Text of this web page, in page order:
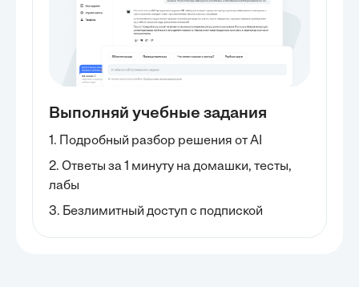
Выполняй учебные задания
1. Подробный разбор решения от AI
2. Ответы за 1 минуту на домашки, тесты,
лабы
3. Безлимитный доступ с подпиской